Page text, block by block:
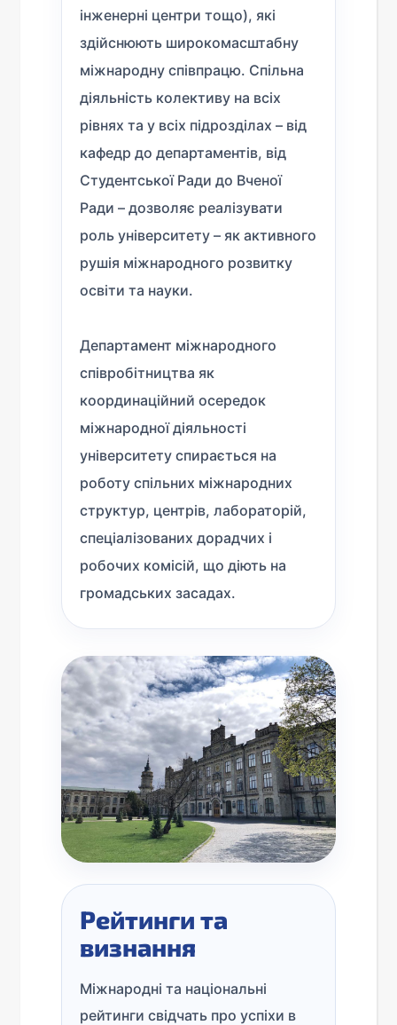
інженерні центри тощо), які
здійснюють широкомасштабну
міжнародну співпрацю. Спільна
діяльність колективу на всіх
рівнях та у всіх підрозділах – від
кафедр до департаментів, від
Студентської Ради до Вченої
Ради – дозволяє реалізувати
роль університету – як активного
рушія міжнародного розвитку
освіти та науки.
Департамент міжнародного
співробітництва як
координаційний осередок
міжнародної діяльності
університету спирається на
роботу спільних міжнародних
структур, центрів, лабораторій,
спеціалізованих дорадчих і
робочих комісій, що діють на
громадських засадах.
Рейтинги та
визнання
Міжнародні та національні
рейтинги свідчать про успіхи в